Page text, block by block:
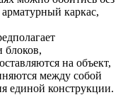
каркас,
блоков,
на объект,
между собой
единой конструкции.